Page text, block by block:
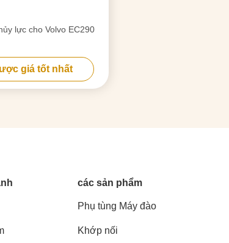
lực cho Volvo EC290
giá tốt nhất
các sản phẩm
Phụ tùng Máy đào
Khớp nối